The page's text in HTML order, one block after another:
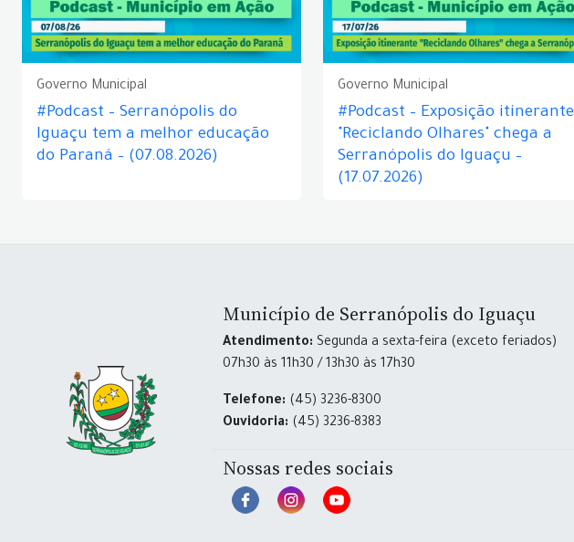
Governo Municipal
#Podcast – Serranópolis do
Iguaçu tem a melhor educação
do Paraná – (07.08.2026)
Governo Municipal
#Podcast – Exposição itinerante
"Reciclando Olhares" chega a
Serranópolis do Iguaçu –
(17.07.2026)
Município de Serranópolis do Iguaçu
Atendimento: Segunda a sexta-feira (exceto feriados)
07h30 às 11h30 / 13h30 às 17h30
Telefone: (45) 3236-8300
Ouvidoria: (45) 3236-8383
Nossas redes sociais